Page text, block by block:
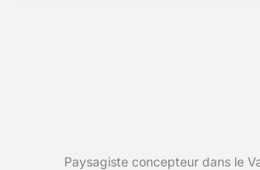
Paysagiste concepteur dans le